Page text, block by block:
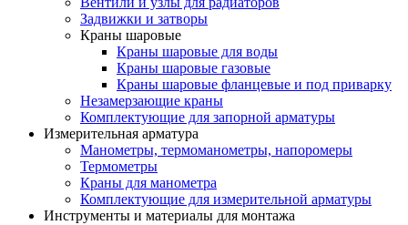
Задвижки и затворы
Краны шаровые
Краны шаровые для воды
Краны шаровые газовые
Краны шаровые фланцевые и под приварку
Незамерзающие краны
Комплектующие для запорной арматуры
Измерительная арматура
Манометры, термоманометры, напоромеры
Термометры
Краны для манометра
Комплектующие для измерительной арматуры
Инструменты и материалы для монтажа